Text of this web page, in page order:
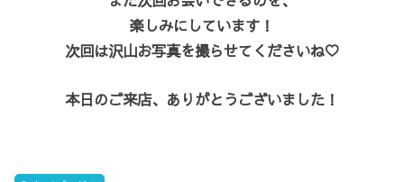
楽しみにしています！
次回は沢山お写真を撮らせてくださいね♡
本日のご来店、ありがとうございました！